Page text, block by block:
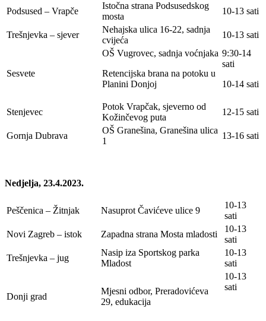
Podsused – Vrapče
Istočna strana Podsusedskog
mosta
10-13 sati
Trešnjevka – sjever
Nehajska ulica 16-22, sadnja
cvijeća
10-13 sati
Sesvete
OŠ Vugrovec, sadnja voćnjaka
Retencijska brana na potoku u
Planini Donjoj
9:30-14
sati
10-14 sati
Stenjevec
Potok Vrapčak, sjeverno od
Kožinčevog puta
12-15 sati
Gornja Dubrava
OŠ Granešina, Granešina ulica
1
13-16 sati
Nedjelja, 23.4.2023.
Peščenica – Žitnjak Nasuprot Čavićeve ulice 9
10-13
sati
Novi Zagreb – istok
Zapadna strana Mosta mladosti
10-13
sati
Trešnjevka – jug
Nasip iza Sportskog parka
Mladost
10-13
sati
Donji grad
Mjesni odbor, Preradovićeva
29, edukacija
10-13
sati